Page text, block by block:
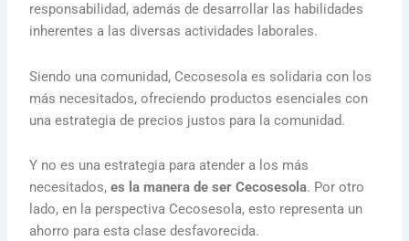
responsabilidad, además de desarrollar las habilidades
inherentes a las diversas actividades laborales.
Siendo una comunidad, Cecosesola es solidaria con los
más necesitados, ofreciendo productos esenciales con
una estrategia de precios justos para la comunidad.
Y no es una estrategia para atender a los más
necesitados,es la manera de ser Cecosesola. Por otro
lado, en la perspectiva Cecosesola, esto representa un
ahorro para esta clase desfavorecida.